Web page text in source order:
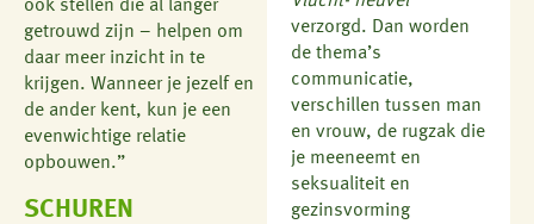
ook stellen die al langer
getrouwd zijn – helpen om
daar meer inzicht in te
krijgen. Wanneer je jezelf en
de ander kent, kun je een
evenwichtige relatie
opbouwen.”
SCHUREN
verzorgd. Dan worden
de thema’s
communicatie,
verschillen tussen man
en vrouw, de rugzak die
je meeneemt en
seksualiteit en
gezinsvorming